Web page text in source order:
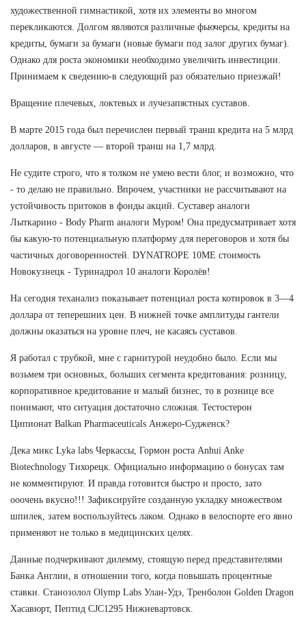
художественной гимнастикой, хотя их элементы во многом
перекликаются. Долгом являются различные фьючерсы, кредиты на
кредиты, бумаги за бумаги (новые бумаги под залог других бумаг).
Однако для роста экономики необходимо увеличить инвестиции.
Принимаем к сведению-в следующий раз обязательно приезжай!
Вращение плечевых, локтевых и лучезапястных суставов.
В марте 2015 года был перечислен первый транш кредита на 5 млрд
долларов, в августе — второй транш на 1,7 млрд.
Не судите строго, что я толком не умею вести блог, и возможно, что
- то делаю не правильно. Впрочем, участники не рассчитывают на
устойчивость притоков в фонды акций. Суставер аналоги
Лыткарино - Body Pharm аналоги Муром! Она предусматривает хотя
бы какую-то потенциальную платформу для переговоров и хотя бы
частичных договоренностей. DYNATROPE 10ME стоимость
Новокузнецк - Туринадрол 10 аналоги Королёв!
На сегодня теханализ показывает потенциал роста котировок в 3—4
доллара от теперешних цен. В нижней точке амплитуды гантели
должны оказаться на уровне плеч, не касаясь суставов.
Я работал с трубкой, мне с гарнитурой неудобно было. Если мы
возьмем три основных, больших сегмента кредитования: розницу,
корпоративное кредитование и малый бизнес, то в рознице все
понимают, что ситуация достаточно сложная. Тестостерон
Ципионат Balkan Pharmaceuticals Анжеро-Судженск?
Дека микс Lyka labs Черкассы, Гормон роста Anhui Anke
Biotechnology Тихорецк. Официально информацию о бонусах там
не комментируют. И правда готовится быстро и просто, зато
ооочень вкусно!!! Зафиксируйте созданную укладку множеством
шпилек, затем воспользуйтесь лаком. Однако в велоспорте его явно
применяют не только в медицинских целях.
Данные подчеркивают дилемму, стоящую перед представителями
Банка Англии, в отношении того, когда повышать процентные
ставки. Станозолол Olymp Labs Улан-Удэ, Тренболон Golden Dragon
Хасавюрт, Пептид CJC1295 Нижневартовск.